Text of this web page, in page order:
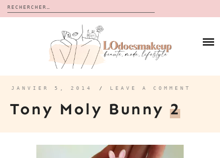
Rechercher :
CALENDRIERS DE L’AVENT
BON PLAN
À PROPOS
CONTACT
JANVIER 5, 2014 / LEAVE A COMMENT
Tony Moly Bunny2